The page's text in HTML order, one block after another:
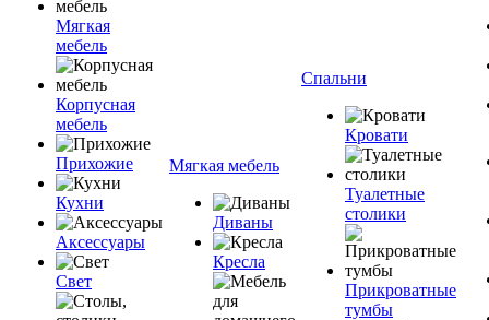
Мягкая
мебель
Корпусная
мебель
Прихожие
Кухни
Аксессуары
Свет
Мягкая мебель
Диваны
Кресла
Спальни
Кровати
Туалетные
столики
Прикроватные
тумбы